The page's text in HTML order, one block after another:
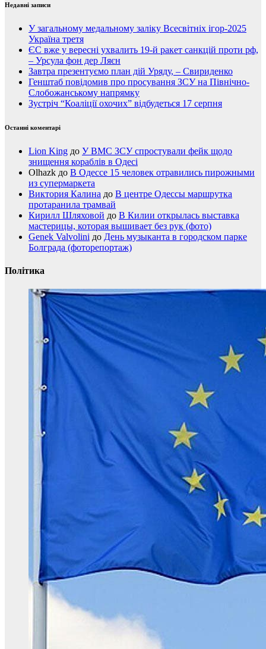
Недавні записи
У загальному медальному заліку Всесвітніх ігор-2025
Україна третя
ЄС вже у вересні ухвалить 19-й ракет санкцій проти рф,
– Урсула фон дер Ляєн
Завтра презентуємо план дій Уряду, – Свириденко
Генштаб повідомив про просування ЗСУ на Північно-
Слобожанському напрямку
Зустріч “Коаліції охочих” відбудеться 17 серпня
Останні коментарі
Lion King до У ВМС ЗСУ спростували фейк щодо
знищення кораблів в Одесі
Olhazk до В Одессе 15 человек отравились пирожными
из супермаркета
Виктория Калина до В центре Одессы маршрутка
протаранила трамвай
Кирилл Шляховой до В Килии открылась выставка
мастерицы, которая вышивает без рук (фото)
Genek Valvolini до День музыканта в городском парке
Болграда (фоторепортаж)
Політика